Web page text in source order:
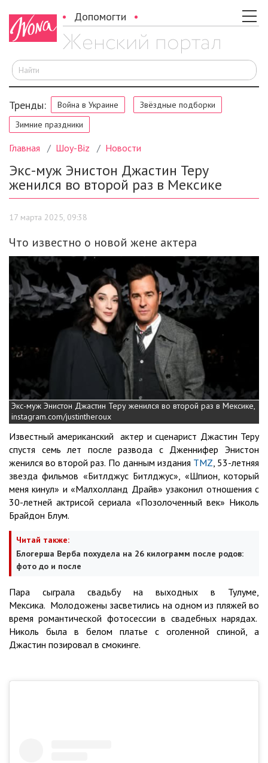
Допомогти
Тренды: Война в Украине
Звёздные подборки
Зимние праздники
Главная Шоу-Biz Новости
Экс-муж Энистон Джастин Теру
женился во второй раз в Мексике
17 марта 2025, 09:38
Что известно о новой жене актера
Экс-муж Энистон Джастин Теру женился во второй раз в Мексике,
instagram.com/justintheroux
Известный американский актер и сценарист Джастин Теру
спустя семь лет после развода с Дженнифер Энистон
женился во второй раз. По данным издания TMZ , 53-летняя
звезда фильмов «Битлджус Битлджус», «Шпион, который
меня кинул» и «Малхолланд Драйв» узаконил отношения с
30-летней актрисой сериала «Позолоченный век» Николь
Брайдон Блум.
Читай также:
Блогерша Верба похудела на 26 килограмм после родов:
фото до и после
Пара сыграла свадьбу на выходных в Тулуме,
Мексика. Молодожены засветились на одном из пляжей во
время романтической фотосессии в свадебных нарядах.
Николь была в белом платье с оголенной спиной, а
Джастин позировал в смокинге.